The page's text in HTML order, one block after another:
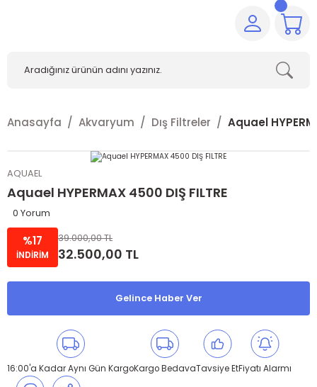
Anasayfa Akvaryum Dış Filtreler Aquael
AQUAEL
Aquael HYPERMAX 4500 DIŞ FILTRE
0 Yorum
%17
İNDİRİM
39.000,00 TL
32.500,00 TL
Gelince Haber Ver
16:00'a Kadar Aynı Gün KargoKargo BedavaTavsiye EtFiyatı Alarmı